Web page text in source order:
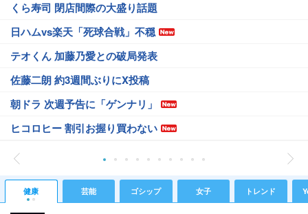
くら寿司 閉店間際の大盛り話題
日ハムvs楽天「死球合戦」不穏
テオくん 加藤乃愛との破局発表
佐藤二朗 約3週間ぶりにX投稿
朝ドラ 次週予告に「ゲンナリ」
ヒコロヒー 割引お握り買わない
健康 芸能 ゴシップ 女子 トレンド